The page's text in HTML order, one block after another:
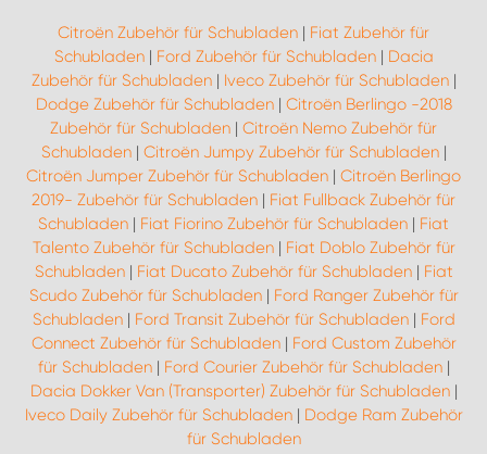
Citroën Zubehör für Schubladen | Fiat Zubehör für
Schubladen| Ford Zubehör für Schubladen| Dacia
Zubehör für Schubladen| Iveco Zubehör für Schubladen|
Dodge Zubehör für Schubladen| Citroën Berlingo -2018
Zubehör für Schubladen | Citroën Nemo Zubehör für
Schubladen| Citroën Jumpy Zubehör für Schubladen|
Citroën Jumper Zubehör für Schubladen | Citroën Berlingo
2019- Zubehör für Schubladen | Fiat Fullback Zubehör für
Schubladen | Fiat Fiorino Zubehör für Schubladen | Fiat
Talento Zubehör für Schubladen| Fiat Doblo Zubehör für
Schubladen| Fiat Ducato Zubehör für Schubladen| Fiat
Scudo Zubehör für Schubladen| Ford Ranger Zubehör für
Schubladen| Ford Transit Zubehör für Schubladen| Ford
Connect Zubehör für Schubladen| Ford Custom Zubehör
für Schubladen| Ford Courier Zubehör für Schubladen|
Dacia Dokker Van (Transporter) Zubehör für Schubladen|
Iveco Daily Zubehör für Schubladen| Dodge Ram Zubehör
für Schubladen